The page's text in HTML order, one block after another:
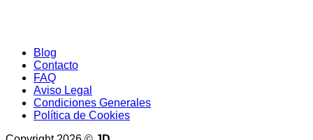
Blog
Contacto
FAQ
Aviso Legal
Condiciones Generales
Política de Cookies